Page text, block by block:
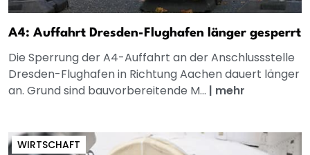
A4: Auffahrt Dresden-Flughafen länger gesperrt
Die Sperrung der A4-Auffahrt an der Anschlussstelle
Dresden-Flughafen in Richtung Aachen dauert länger
an. Grund sind bauvorbereitende M... | mehr
WIRTSCHAFT